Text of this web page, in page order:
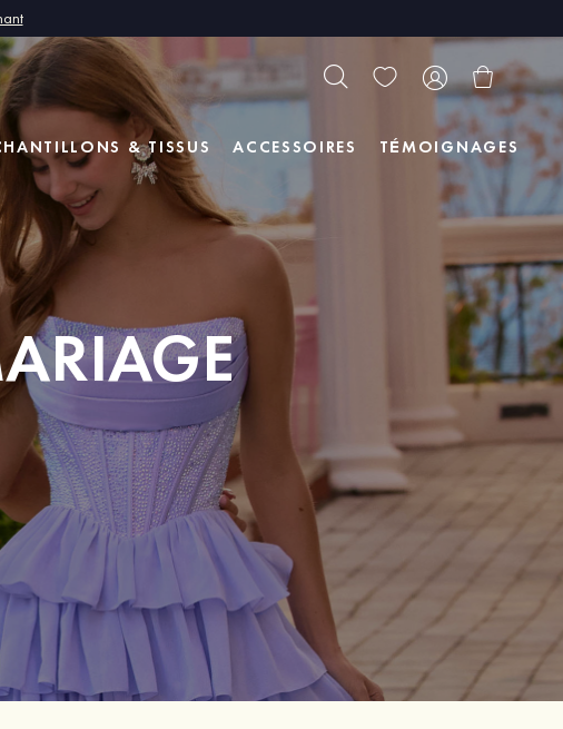
& TISSUS ACCESSOIRES TÉMOIGNAGES